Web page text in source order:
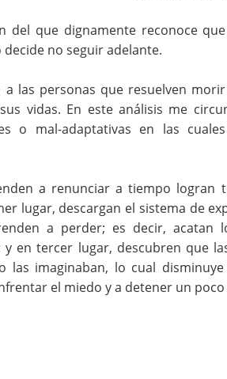
del que dignamente reconoce
no seguir adelante.
las personas que resuelven
vidas. En este análisis me
o mal-adaptativas en las
a renunciar a tiempo logran
lugar, descargan el sistema de
a perder; es decir, acatan
en tercer lugar, descubren que
las imaginaban, lo cual disminuye
el miedo y a detener un